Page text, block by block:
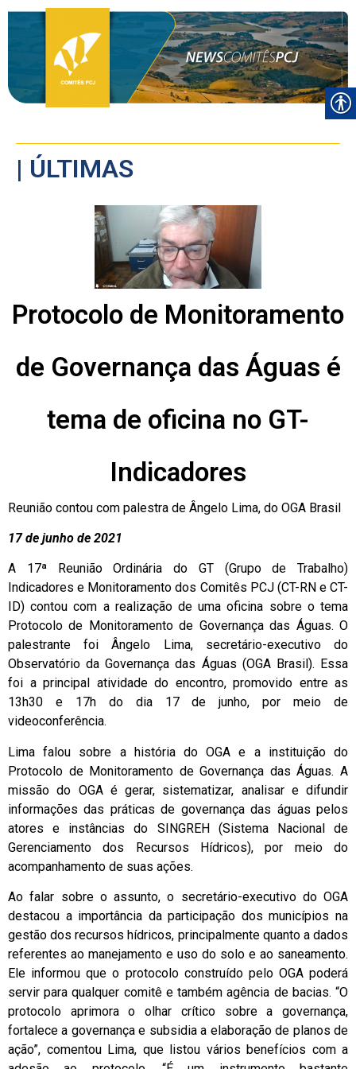
| ÚLTIMAS
Protocolo de Monitoramento
de Governança das Águas é
tema de oficina no GT-
Indicadores
Reunião contou com palestra de Ângelo Lima, do OGA Brasil
17 de junho de 2021
A 17ª Reunião Ordinária do GT (Grupo de Trabalho)
Indicadores e Monitoramento dos Comitês PCJ (CT-RN e CT-
ID) contou com a realização de uma oficina sobre o tema
Protocolo de Monitoramento de Governança das Águas. O
palestrante foi Ângelo Lima, secretário-executivo do
Observatório da Governança das Águas (OGA Brasil). Essa
foi a principal atividade do encontro, promovido entre as
13h30 e 17h do dia 17 de junho, por meio de
videoconferência.
Lima falou sobre a história do OGA e a instituição do
Protocolo de Monitoramento de Governança das Águas. A
missão do OGA é gerar, sistematizar, analisar e difundir
informações das práticas de governança das águas pelos
atores e instâncias do SINGREH (Sistema Nacional de
Gerenciamento dos Recursos Hídricos), por meio do
acompanhamento de suas ações.
Ao falar sobre o assunto, o secretário-executivo do OGA
destacou a importância da participação dos municípios na
gestão dos recursos hídricos, principalmente quanto a dados
referentes ao manejamento e uso do solo e ao saneamento.
Ele informou que o protocolo construído pelo OGA poderá
servir para qualquer comitê e também agência de bacias. “O
protocolo aprimora o olhar crítico sobre a governança,
fortalece a governança e subsidia a elaboração de planos de
ação”, comentou Lima, que listou vários benefícios com a